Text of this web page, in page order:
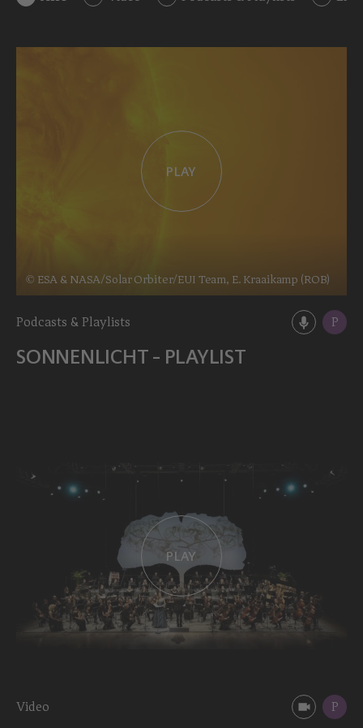
PLAY
© ESA & NASA/Solar Orbiter/EUI Team, E. Kraaikamp (ROB)
Podcasts & Playlists P
SONNENLICHT - PLAYLIST
PLAY
Video P